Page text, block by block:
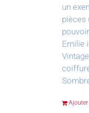
un
pièces
Emilie
Ajouter